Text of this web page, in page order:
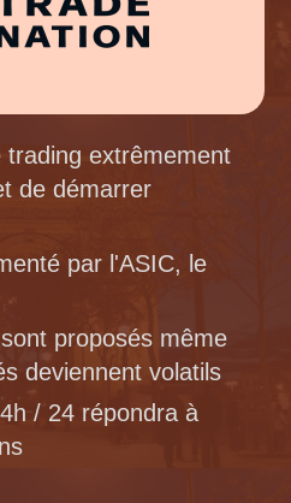
trading extrêmement
de démarrer
par l'ASIC, le
proposés même
deviennent volatils
/ 24 répondra à